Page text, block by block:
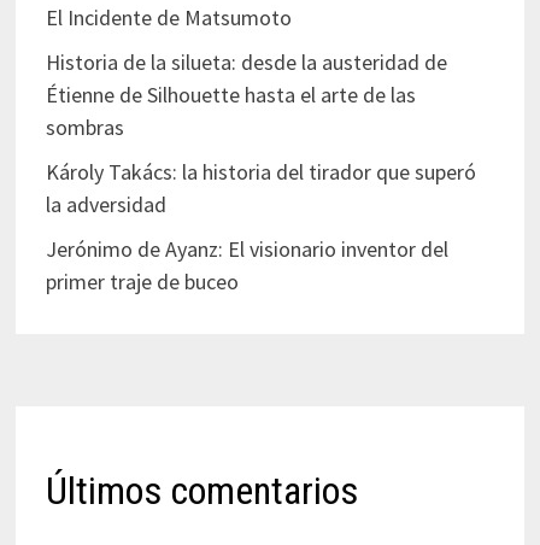
El Incidente de Matsumoto
Historia de la silueta: desde la austeridad de
Étienne de Silhouette hasta el arte de las
sombras
Károly Takács: la historia del tirador que superó
la adversidad
Jerónimo de Ayanz: El visionario inventor del
primer traje de buceo
Últimos comentarios